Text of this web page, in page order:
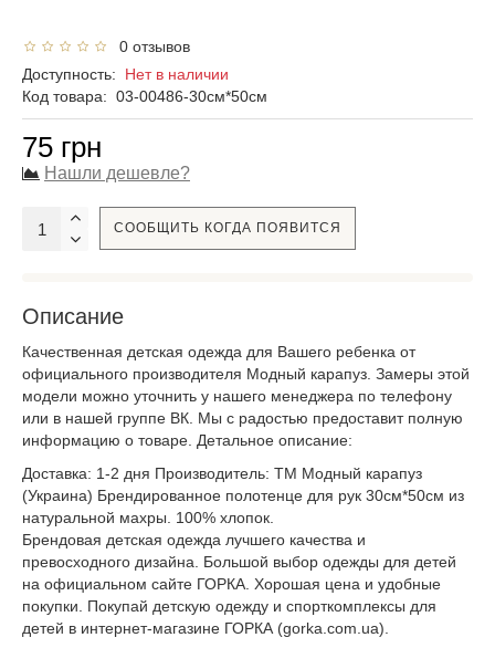
0 отзывов
Доступность: Нет в наличии
Код товара: 03-00486-30см*50см
75 грн
Нашли дешевле?
СООБЩИТЬ КОГДА ПОЯВИТСЯ
Описание
Качественная детская одежда для Вашего ребенка от
официального производителя Модный карапуз. Замеры этой
модели можно уточнить у нашего менеджера по телефону
или в нашей группе ВК. Мы с радостью предоставит полную
информацию о товаре. Детальное описание:
Доставка: 1-2 дня Производитель: ТМ Модный карапуз
(Украина) Брендированное полотенце для рук 30см*50см из
натуральной махры. 100% хлопок.
Брендовая детская одежда лучшего качества и
превосходного дизайна. Большой выбор одежды для детей
на официальном сайте ГОРКА. Хорошая цена и удобные
покупки. Покупай детскую одежду и спорткомплексы для
детей в интернет-магазине ГОРКА (gorka.com.ua).